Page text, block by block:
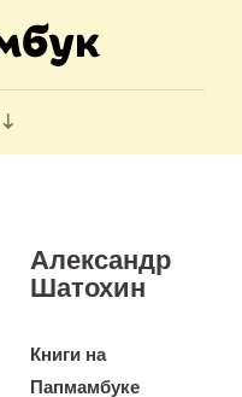
Александр
Шатохин
Книги на
Папмамбуке